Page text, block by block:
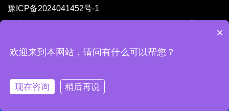
豫ICP备2024041452号-1
×
欢迎来到本网站，请问有什么可以帮您？
现在咨询 稍后再说